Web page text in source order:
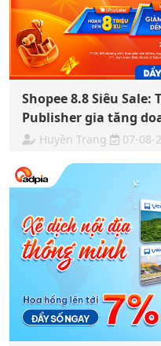
Shopee 8.8 Siêu
Publisher gia tăng
Huyền Trang 07-08-